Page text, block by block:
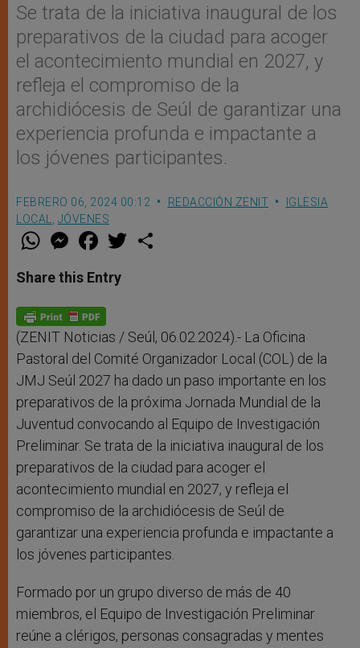
Se trata de la iniciativa inaugural de los
preparativos de la ciudad para acoger
el acontecimiento mundial en 2027, y
refleja el compromiso de la
archidiócesis de Seúl de garantizar una
experiencia profunda e impactante a
los jóvenes participantes.
FEBRERO 06, 2024 00:12 REDACCIÓN ZENIT
IGLESIA
LOCAL
JÓVENES
W
t
s
p
p
M
e
s
e
g
e
r
F
a
e
b
o
k
w
Share this Entry
(ZENIT Noticias / Seúl, 06.02.2024).- La Oficina
Pastoral del Comité Organizador Local (COL) de la
JMJ Seúl 2027 ha dado un paso importante en los
preparativos de la próxima Jornada Mundial de la
Juventud convocando al Equipo de Investigación
Preliminar. Se trata de la iniciativa inaugural de los
preparativos de la ciudad para acoger el
acontecimiento mundial en 2027, y refleja el
compromiso de la archidiócesis de Seúl de
garantizar una experiencia profunda e impactante a
los jóvenes participantes.
Formado por un grupo diverso de más de 40
miembros, el Equipo de Investigación Preliminar
reúne a clérigos, personas consagradas y mentes